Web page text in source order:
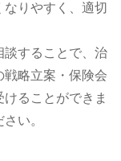
りやすく、適切
談することで、治
略立案・保険会
ることができま
い。